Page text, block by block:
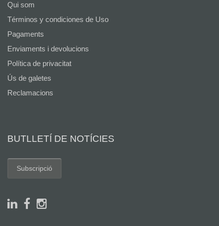
Qui som
Términos y condiciones de Uso
Pagaments
Enviaments i devolucions
Política de privacitat
Ús de galetes
Reclamacions
BUTLLETÍ DE NOTÍCIES
Subscripció